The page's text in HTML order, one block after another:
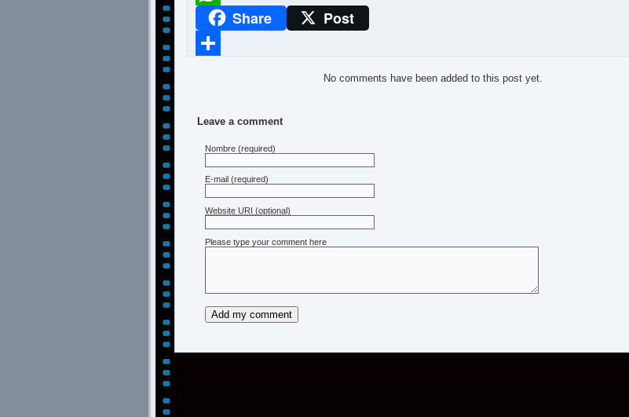
WhatsAppShare Post
No comments have been added to this post yet.
Leave a comment
Nombre (required)
E-mail (required)
Website URI (optional)
Please type your comment here